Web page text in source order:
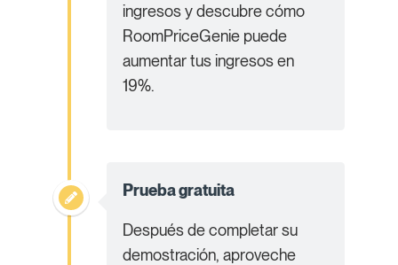
ingresos y descubre cómo
RoomPriceGenie puede
aumentar tus ingresos en
19%.
Prueba gratuita
Después de completar su
demostración, aproveche